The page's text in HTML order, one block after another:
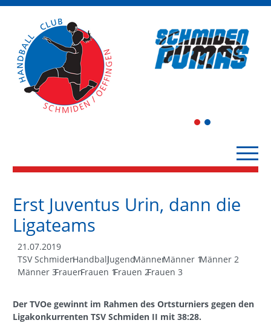
1 2
Erst Juventus Urin, dann die
Ligateams
21.07.2019
TSV SchmidenHandballJugendMännerMänner 1Männer 2
Männer 3FrauenFrauen 1Frauen 2Frauen 3
Der TVOe gewinnt im Rahmen des Ortsturniers gegen den
Ligakonkurrenten TSV Schmiden II mit 38:28.